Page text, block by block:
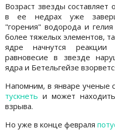
Возраст звезды составляет
в ее недрах уже
"горения" водорода и
более тяжелых элементов,
ядре начнутся реакции
равновесие в звезде
ядра и Бетельгейзе
Напомним, в январе ученые
тускнеть и может
взрыва.
Но уже в конце февраля